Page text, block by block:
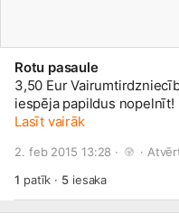
Rotu pasaule
3,50 Eur Vairumtirdzniecība,
iespēja papildus
www.draugiem.lv/
gatis.katsens@inbox.lv
Lasīt vairāk
2. feb 2015 13:28 · ·
1 patīk · 5iesaka